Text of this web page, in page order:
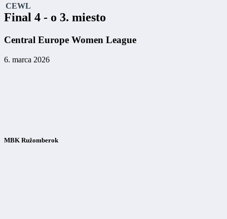
CEWL
Final 4 - o 3. miesto
Central Europe Women League
6. marca 2026
MBK Ružomberok